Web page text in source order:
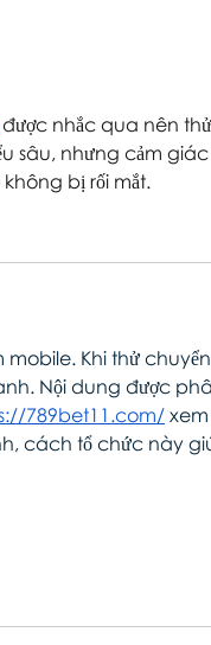
được nhắc qua nên thử
sâu, nhưng cảm giác
bị rối mắt.
mobile. Khi thử
Nội dung được
789bet11.com/
cách tổ chức này